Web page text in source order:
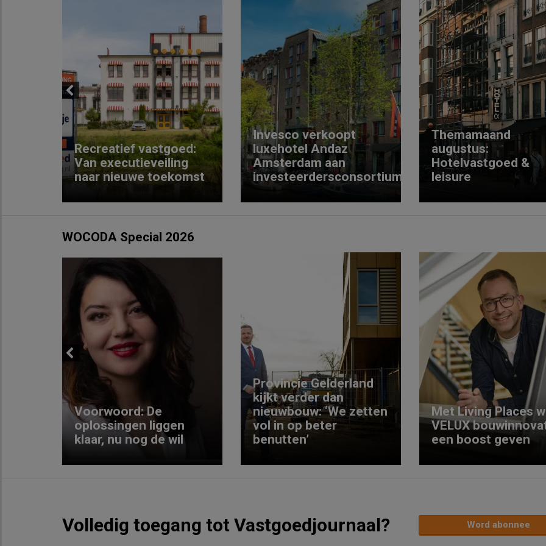
Previous
Recreatief vastgoed:
Van executieveiling
naar nieuwe toekomst
Invesco verkoopt
luxehotel Andaz
Amsterdam aan
investeerdersconsortium
Themamaand
augustus:
Hotelvastgoed &
leisure
WOCODA Special 2026
Previous
Voorwoord: De
oplossingen liggen
klaar, nu nog de wil
Provincie Gelderland
kijkt verder dan
nieuwbouw: ‘We zetten
vol in op beter
benutten’
Met Living Places
VELUX
een boost geven
Volledig toegang tot Vastgoedjournaal? Word abonnee